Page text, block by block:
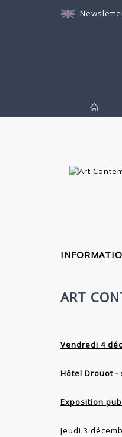
ART
Vendredi 4
Hôtel Drouot -
Exposition
Jeudi 3